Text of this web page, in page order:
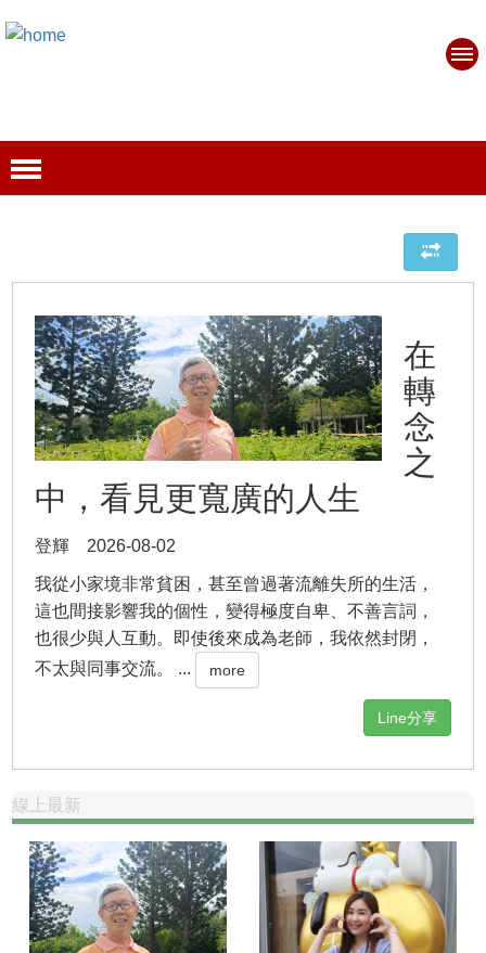
在
轉
念
之
中，看見更寬廣的人生
登輝 2026-08-02
我從小家境非常貧困，甚至曾過著流離失所的生活，
這也間接影響我的個性，變得極度自卑、不善言詞，
也很少與人互動。即使後來成為老師，我依然封閉，
不太與同事交流。 ...
more
Line分享
線上最新